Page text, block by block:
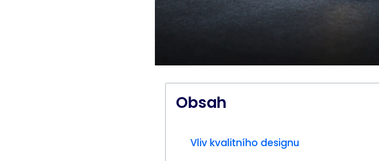
Obsah
Vliv kvalitního designu